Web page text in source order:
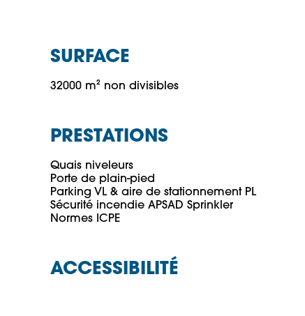
SURFACE
32000 m² non divisibles
PRESTATIONS
Quais niveleurs
Porte de plain-pied
Parking VL & aire de stationnement PL
Sécurité incendie APSAD Sprinkler
Normes ICPE
ACCESSIBILITÉ